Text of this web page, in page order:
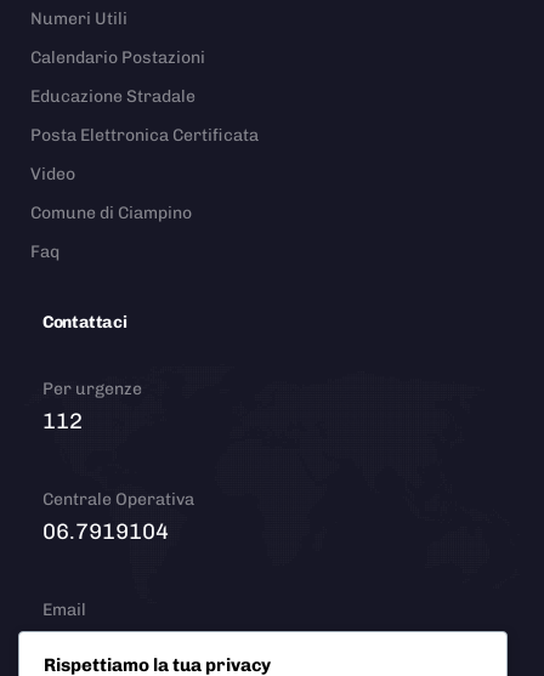
Numeri Utili
Calendario Postazioni
Educazione Stradale
Posta Elettronica Certificata
Video
Comune di Ciampino
Faq
Contattaci
Per urgenze
112
Centrale Operativa
06.7919104
Email
Rispettiamo la tua privacy